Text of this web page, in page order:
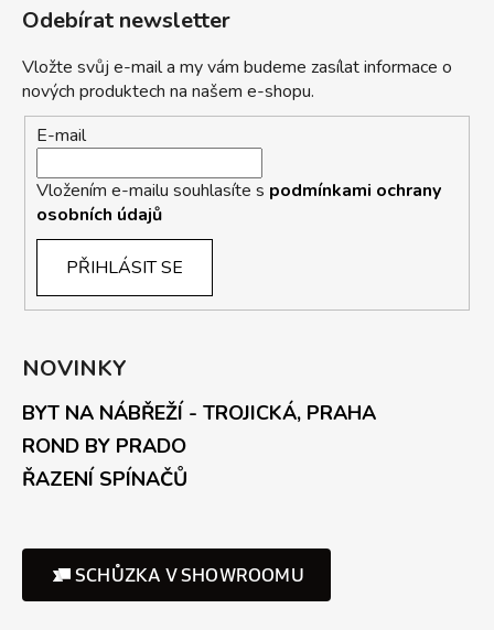
Odebírat newsletter
Vložte svůj e-mail a my vám budeme zasílat informace o
nových produktech na našem e-shopu.
E-mail
Vložením e-mailu souhlasíte s podmínkami ochrany
osobních údajů
PŘIHLÁSIT SE
NOVINKY
BYT NA NÁBŘEŽÍ - TROJICKÁ, PRAHA
ROND BY PRADO
ŘAZENÍ SPÍNAČŮ
SCHŮZKA V SHOWROOMU